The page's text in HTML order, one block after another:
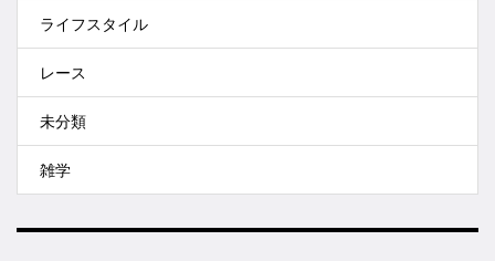
ライフスタイル
レース
未分類
雑学